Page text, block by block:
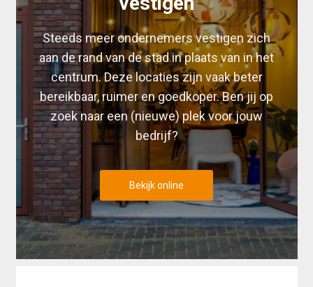
Steeds meer ondernemers vestigen zich
aan de rand van de stad in plaats van in het
centrum. Deze locaties zijn vaak beter
bereikbaar, ruimer en goedkoper. Ben jij op
zoek naar een (nieuwe) plek voor jouw
bedrijf?
Bekijk online